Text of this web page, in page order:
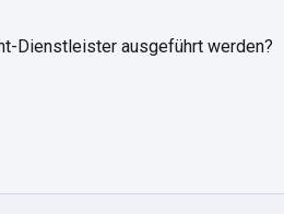
Dienstleister ausgeführt werden?